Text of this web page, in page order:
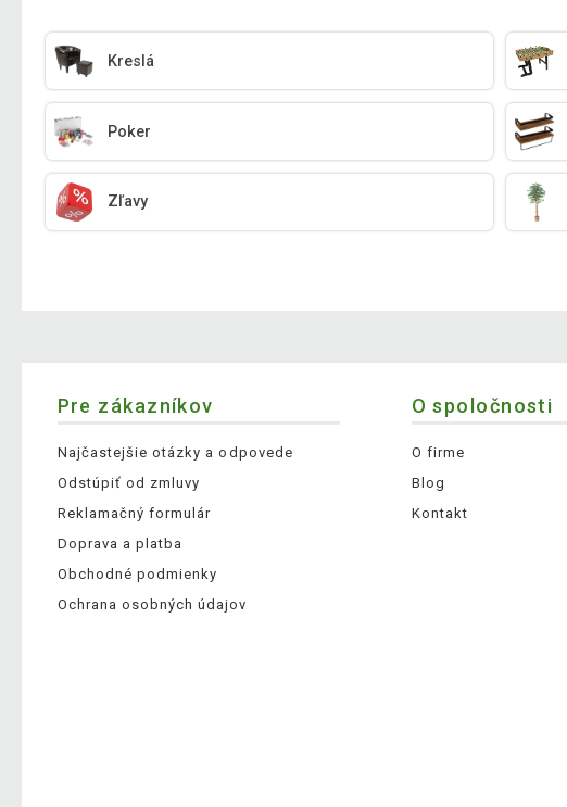
Kreslá
Poker
Zľavy
Pre zákazníkov
Najčastejšie otázky a odpovede
Odstúpiť od zmluvy
Reklamačný formulár
Doprava a platba
Obchodné podmienky
Ochrana osobných údajov
O spoločnosti
O firme
Blog
Kontakt